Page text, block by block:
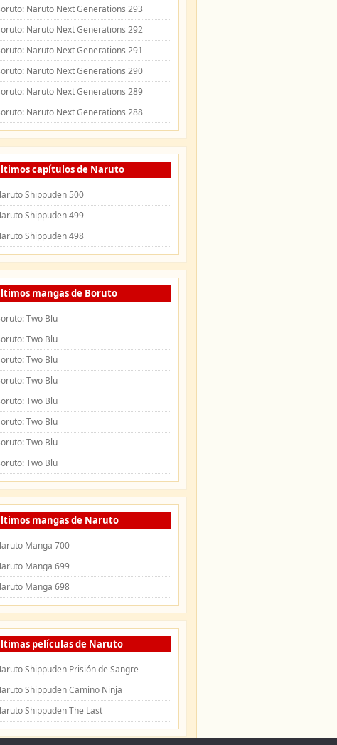
Naruto Next Generations 293
Naruto Next Generations 292
Naruto Next Generations 291
Naruto Next Generations 290
Naruto Next Generations 289
Naruto Next Generations 288
capítulos de Naruto
Shippuden 500
Shippuden 499
Shippuden 498
mangas de Boruto
Two Blu
Two Blu
Two Blu
Two Blu
Two Blu
Two Blu
Two Blu
Two Blu
mangas de Naruto
Manga 700
Manga 699
Manga 698
películas de Naruto
Shippuden Prisión de Sangre
Shippuden Camino Ninja
Shippuden The Last